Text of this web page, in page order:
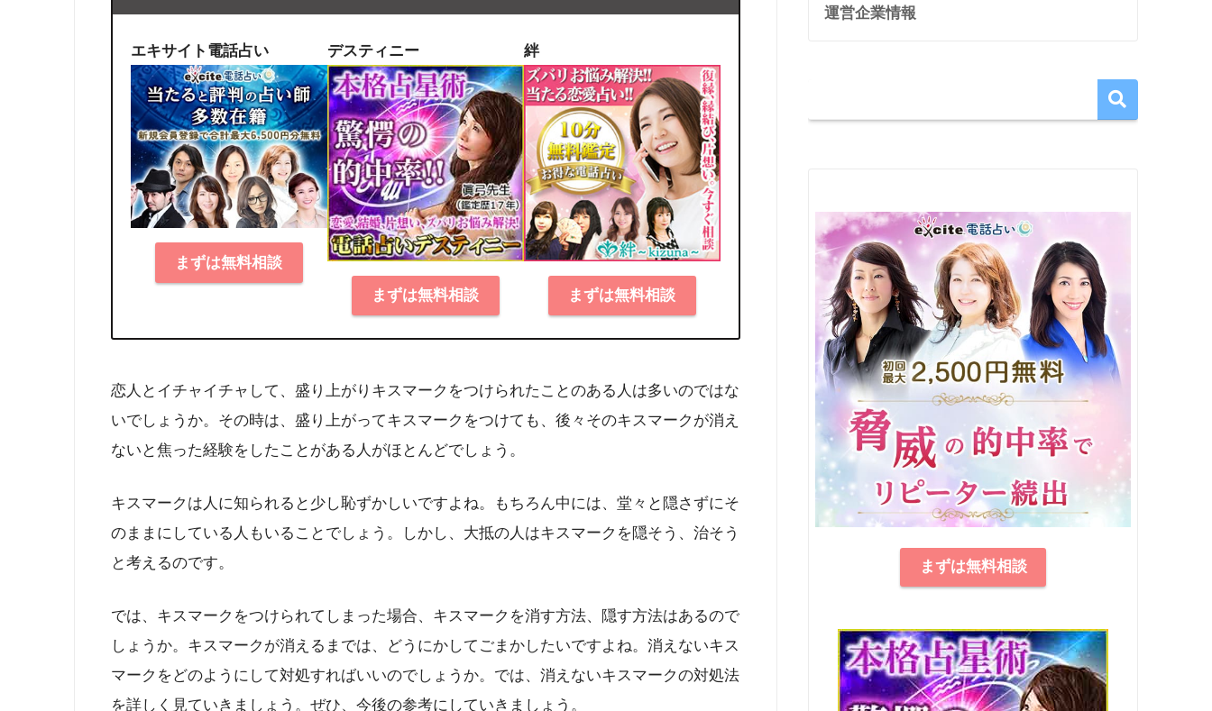
エキサイト電話占い
まずは無料相談
デスティニー
まずは無料相談
絆
まずは無料相談
恋人とイチャイチャして、盛り上がりキスマークをつけられたことのある人は多いのではな
いでしょうか。その時は、盛り上がってキスマークをつけても、後々そのキスマークが消え
ないと焦った経験をしたことがある人がほとんどでしょう。
キスマークは人に知られると少し恥ずかしいですよね。もちろん中には、堂々と隠さずにそ
のままにしている人もいることでしょう。しかし、大抵の人はキスマークを隠そう、治そう
と考えるのです。
では、キスマークをつけられてしまった場合、キスマークを消す方法、隠す方法はあるので
しょうか。キスマークが消えるまでは、どうにかしてごまかしたいですよね。消えないキス
マークをどのようにして対処すればいいのでしょうか。では、消えないキスマークの対処法
を詳しく見ていきましょう。ぜひ、今後の参考にしていきましょう。
運営企業情報
まずは無料相談